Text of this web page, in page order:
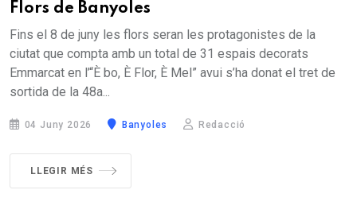
Flors de Banyoles
Fins el 8 de juny les flors seran les protagonistes de la
ciutat que compta amb un total de 31 espais decorats
Emmarcat en l’“È bo, È Flor, È Mel” avui s’ha donat el tret de
sortida de la 48a...
04 Juny 2026 Banyoles Redacció
LLEGIR MÉS